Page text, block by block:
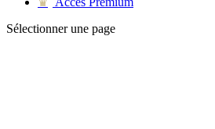
Sélectionner une page